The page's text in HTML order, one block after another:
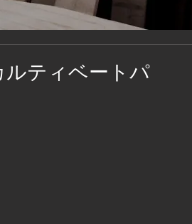
ティベートパ